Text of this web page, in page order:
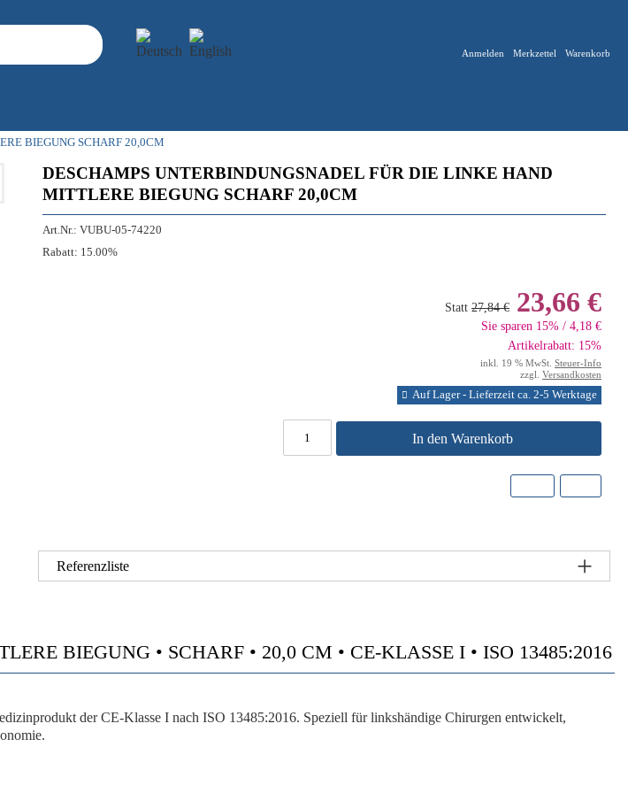
Anmelden Merkzettel Warenkorb
BIEGUNG SCHARF 20,0CM
DESCHAMPS UNTERBINDUNGSNADEL FÜR DIE LINKE HAND
MITTLERE BIEGUNG SCHARF 20,0CM
Art.Nr.: VUBU-05-74220
Rabatt: 15.00%
Statt 27,84 € 23,66 €
Sie sparen 15% / 4,18 €
Artikelrabatt: 15%
inkl. 19 % MwSt. Steuer-Info
zzgl. Versandkosten
Auf Lager - Lieferzeit ca. 2-5 Werktage
In den Warenkorb
Referenzliste
BIEGUNG • SCHARF • 20,0 CM • CE-KLASSE I • ISO 13485:2016
der CE-Klasse I nach ISO 13485:2016. Speziell für linkshändige Chirurgen entwickelt,